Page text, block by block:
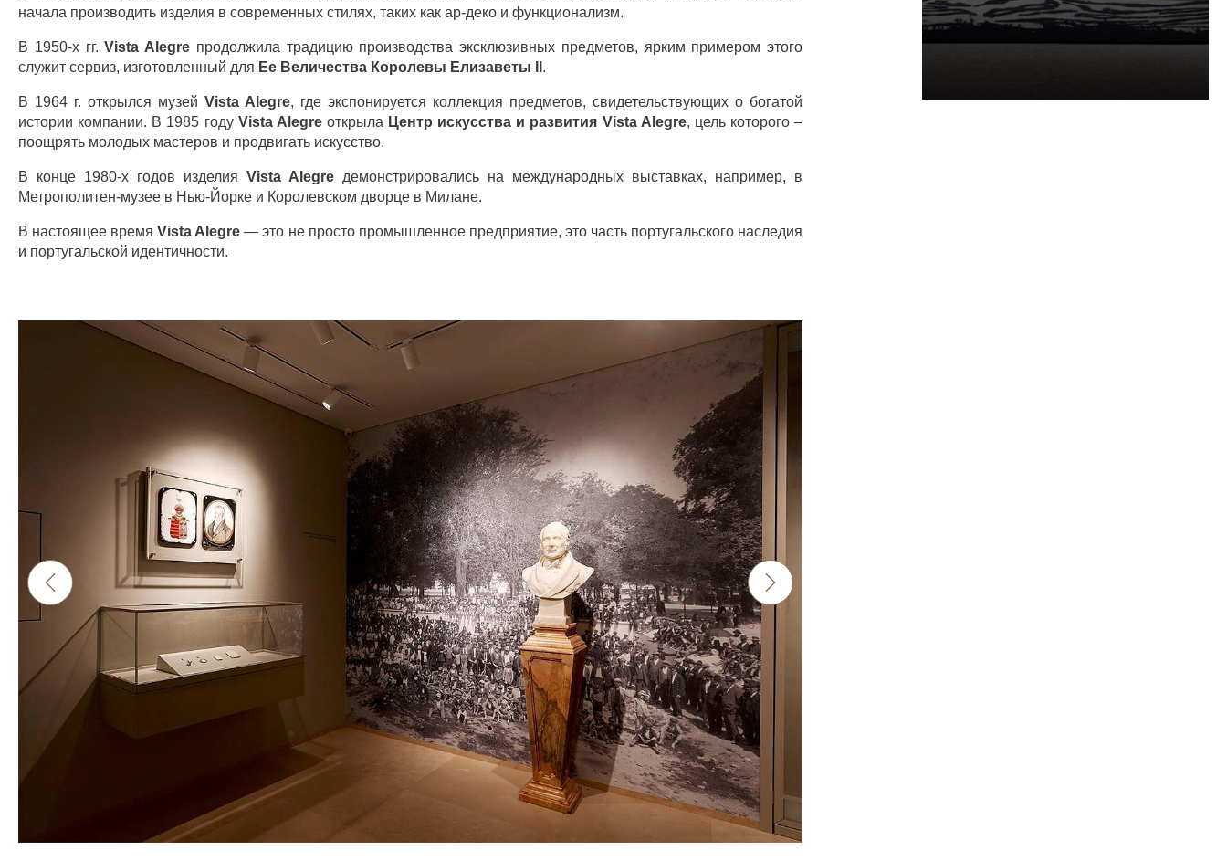
начала производить изделия в современных стилях, таких как ар-деко и функционализм.
В 1950-х гг.Vista Alegre продолжила традицию производства эксклюзивных предметов, ярким примером этого
служит сервиз, изготовленный для Ее Величества Королевы Елизаветы .
В 1964 г. открылся музей Vista Alegre, где экспонируется коллекция предметов, свидетельствующих о богатой
истории компании. В 1985 году Vista Alegre открыла Центр искусства и развития Vista Alegre, цель которого –
поощрять молодых мастеров и продвигать искусство.
В конце 1980-х годов изделия Vista Alegre демонстрировались на международных выставках, например, в
Метрополитен-музее в Нью-Йорке и Королевском дворце в Милане.
В настоящее время Vista Alegre — это не просто промышленное предприятие, это часть португальского наследия
и португальской идентичности.